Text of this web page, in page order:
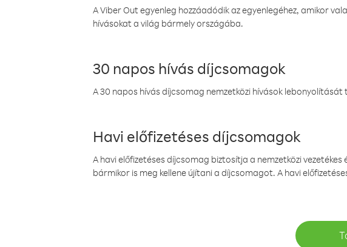
A Viber Out egyenleg hozzáadódik az egyenlegéhez, amikor
hívásokat a világ bármely országába.
30 napos hívás díjcsomagok
A 30 napos hívás díjcsomag nemzetközi hívások
Havi előfizetéses díjcsomagok
A havi előfizetéses díjcsomag biztosítja a nemzetközi
bármikor is meg kellene újítani a díjcsomagot. A havi